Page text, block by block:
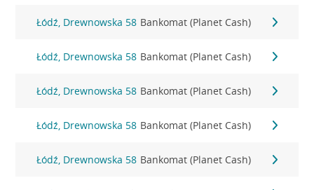
Łódź, Drewnowska 58 Bankomat (Planet Cash)
Łódź, Drewnowska 58 Bankomat (Planet Cash)
Łódź, Drewnowska 58 Bankomat (Planet Cash)
Łódź, Drewnowska 58 Bankomat (Planet Cash)
Łódź, Drewnowska 58 Bankomat (Planet Cash)